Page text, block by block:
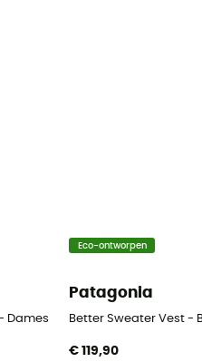
elasthan, [secondary] 78
Dames
Eco-ontworpen
Patagonia
Better Sweater Vest -
€ 119,90